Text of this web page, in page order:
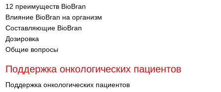
12 преимуществ BioBran
Влияние BioBran на организм
Составляющие BioBran
Дозировка
Общие вопросы
Поддержка онкологических пациентов
Поддержка онкологических пациентов